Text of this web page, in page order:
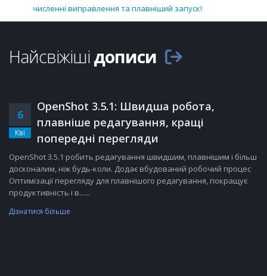
численні виправлення та плавніший запуск!
Найсвіжішідописи
6
Кві
OpenShot 3.5.1: Швидша робота,
плавніше редагування, кращі
попередні перегляди
OpenShot 3.5.1 робить редагування швидшим, плавнішим і більш
досконалим, ніж будь-коли. Додає вбудований робочий процес
Оптимізації перегляду для плавнішого редагування, покращує
продуктивність і в......
Дізнатися більше